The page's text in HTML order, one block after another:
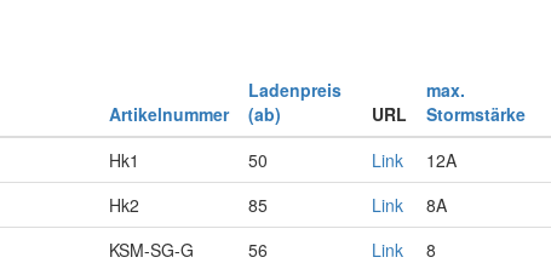
Artikelnummer
Ladenpreis
(ab)
URL
max.
Stormstärke
Hk1 50 Link 12A
Hk2 85 Link 8A
KSM-SG-G 56 Link 8